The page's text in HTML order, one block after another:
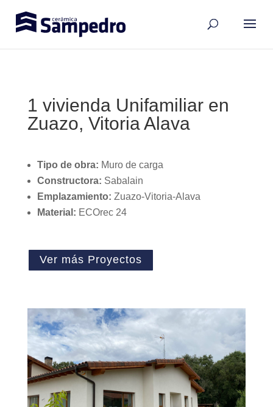
1 vivienda Unifamiliar en
Zuazo, Vitoria Alava
Tipo de obra: Muro de carga
Constructora: Sabalain
Emplazamiento: Zuazo-Vitoria-Alava
Material: ECOrec 24
Ver más Proyectos